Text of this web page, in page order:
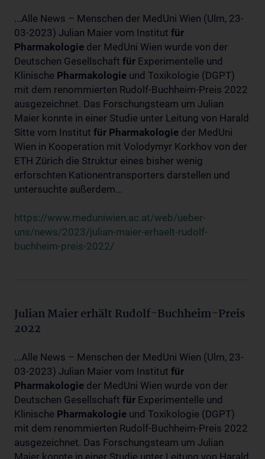
...Alle News – Menschen der MedUni Wien (Ulm, 23-
03-2023) Julian Maier vom Institut für
Pharmakologie der MedUni Wien wurde von der
Deutschen Gesellschaft für Experimentelle und
Klinische Pharmakologie und Toxikologie (DGPT)
mit dem renommierten Rudolf-Buchheim-Preis 2022
ausgezeichnet. Das Forschungsteam um Julian
Maier konnte in einer Studie unter Leitung von Harald
Sitte vom Institut für Pharmakologie der MedUni
Wien in Kooperation mit Volodymyr Korkhov von der
ETH Zürich die Struktur eines bisher wenig
erforschten Kationentransporters darstellen und
untersuchte außerdem...
https://www.meduniwien.ac.at/web/ueber-
uns/news/2023/julian-maier-erhaelt-rudolf-
buchheim-preis-2022/
Julian Maier erhält Rudolf-Buchheim-Preis
2022
...Alle News – Menschen der MedUni Wien (Ulm, 23-
03-2023) Julian Maier vom Institut für
Pharmakologie der MedUni Wien wurde von der
Deutschen Gesellschaft für Experimentelle und
Klinische Pharmakologie und Toxikologie (DGPT)
mit dem renommierten Rudolf-Buchheim-Preis 2022
ausgezeichnet. Das Forschungsteam um Julian
Maier konnte in einer Studie unter Leitung von Harald